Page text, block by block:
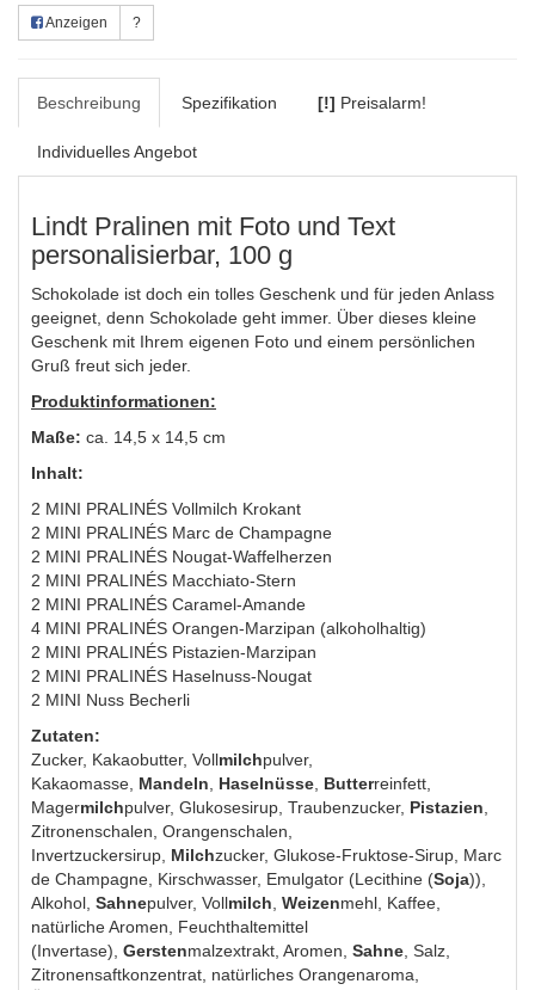
Anzeigen ?
Beschreibung Spezifikation [!] Preisalarm!
Individuelles Angebot
Lindt Pralinen mit Foto und Text
personalisierbar, 100 g
Schokolade ist doch ein tolles Geschenk und für jeden Anlass
geeignet, denn Schokolade geht immer. Über dieses kleine
Geschenk mit Ihrem eigenen Foto und einem persönlichen
Gruß freut sich jeder.
Produktinformationen:
Maße: ca. 14,5 x 14,5 cm
Inhalt:
2 MINI PRALINÉS Vollmilch Krokant
2 MINI PRALINÉS Marc de Champagne
2 MINI PRALINÉS Nougat-Waffelherzen
2 MINI PRALINÉS Macchiato-Stern
2 MINI PRALINÉS Caramel-Amande
4 MINI PRALINÉS Orangen-Marzipan (alkoholhaltig)
2 MINI PRALINÉS Pistazien-Marzipan
2 MINI PRALINÉS Haselnuss-Nougat
2 MINI Nuss Becherli
Zutaten:
Zucker, Kakaobutter, Vollmilchpulver,
Kakaomasse, Mandeln Haselnüsse Butterreinfett,
Magermilchpulver, Glukosesirup, Traubenzucker, Pistazien
Zitronenschalen, Orangenschalen,
Invertzuckersirup, Milchzucker, Glukose-Fruktose-Sirup, Marc
de Champagne, Kirschwasser, Emulgator (Lecithine (Soja)),
Alkohol, Sahnepulver, Vollmilch Weizenmehl, Kaffee,
natürliche Aromen, Feuchthaltemittel
(Invertase), Gerstenmalzextrakt, Aromen, Sahne , Salz,
Zitronensaftkonzentrat, natürliches Orangenaroma,